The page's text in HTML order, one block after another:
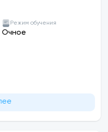
Узбекистана
Режим обучения
Очное